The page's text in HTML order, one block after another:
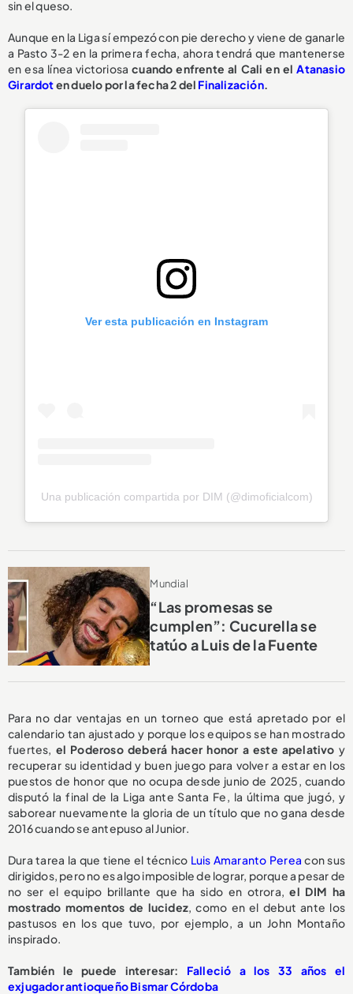
sin el queso.
Aunque en la Liga sí empezó con pie derecho y viene de ganarle
a Pasto 3-2 en la primera fecha, ahora tendrá que mantenerse
en esa línea victoriosacuando enfrente al Cali en elAtanasio
Girardoten duelo por la fecha 2 del Finalización.
Ver esta publicación en Instagram
Una publicación compartida por DIM (@dimoficialcom)
Mundial
“Las promesas se
cumplen”: Cucurella se
tatúo a Luis de la Fuente
Para no dar ventajas en un torneo que está apretado por el
calendario tan ajustado y porque los equipos se han mostrado
fuertes, el Poderoso deberá hacer honor a este apelativo y
recuperar su identidad y buen juego para volver a estar en los
puestos de honor que no ocupa desde junio de 2025, cuando
disputó la final de la Liga ante Santa Fe, la última que jugó, y
saborear nuevamente la gloria de un título que no gana desde
2016 cuando se antepuso al Junior.
Dura tarea la que tiene el técnico Luis Amaranto Perea con sus
dirigidos, pero no es algo imposible de lograr, porque a pesar de
no ser el equipo brillante que ha sido en otrora,el DIM ha
mostrado momentos de lucidez, como en el debut ante los
pastusos en los que tuvo, por ejemplo, a un John Montaño
inspirado.
También le puede interesar: Falleció a los 33 años el
exjugador antioqueño Bismar Córdoba